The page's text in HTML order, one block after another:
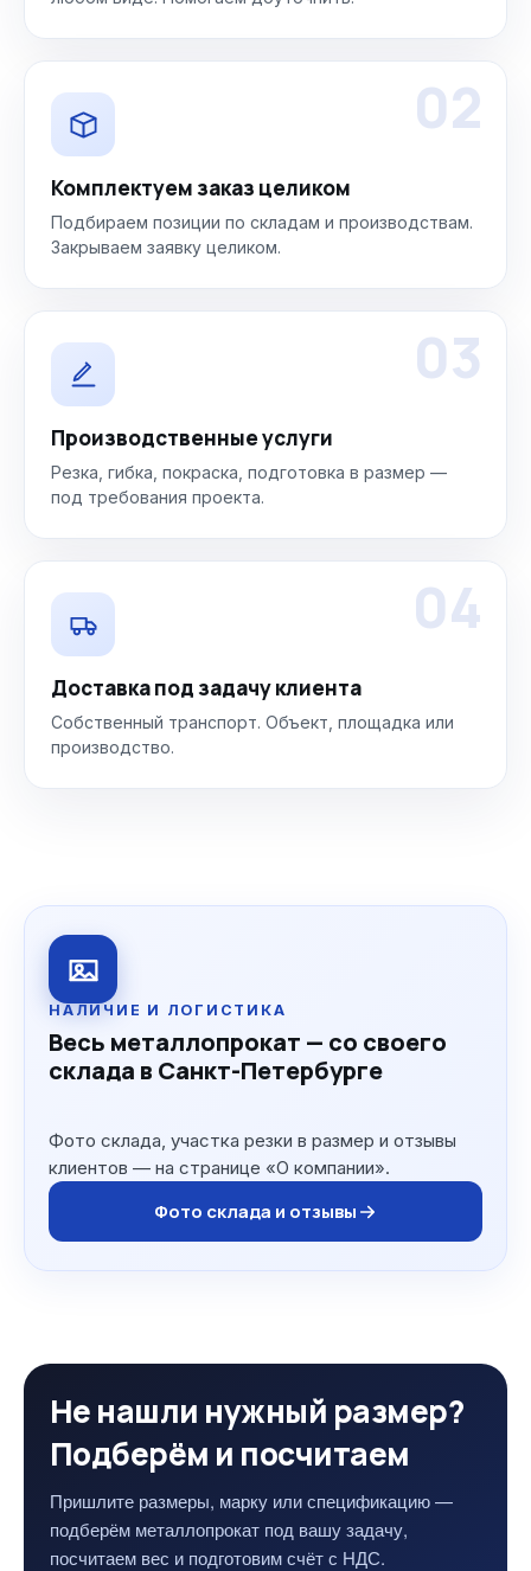
02
Комплектуем заказ целиком
Подбираем позиции по складам и производствам.
Закрываем заявку целиком.
03
Производственные услуги
Резка, гибка, покраска, подготовка в размер —
под требования проекта.
04
Доставка под задачу клиента
Собственный транспорт. Объект, площадка или
производство.
НАЛИЧИЕ И ЛОГИСТИКА
Весь металлопрокат — со своего
склада в Санкт-Петербурге
Фото склада, участка резки в размер и отзывы
клиентов — на странице «О компании».
Фото склада и отзывы
Не нашли нужный размер?
Подберём и посчитаем
Пришлите размеры, марку или спецификацию —
подберём металлопрокат под вашу задачу,
посчитаем вес и подготовим счёт с НДС.